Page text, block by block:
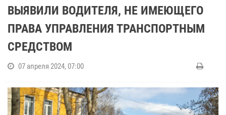
ВЫЯВИЛИ ВОДИТЕЛЯ, НЕ ИМЕЮЩЕГО
ПРАВА УПРАВЛЕНИЯ ТРАНСПОРТНЫМ
СРЕДСТВОМ
07 апреля 2024, 07:00